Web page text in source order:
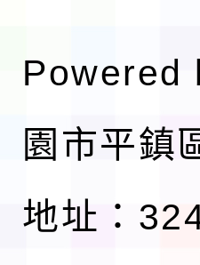
Powered
園市平鎮
地址：